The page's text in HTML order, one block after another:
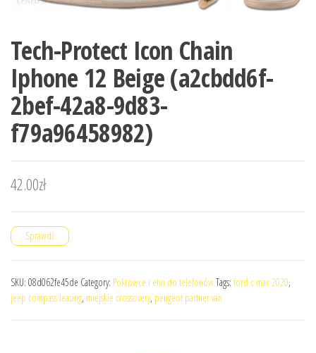
Tech-Protect Icon Chain
Iphone 12 Beige (a2cbdd6f-
2bef-42a8-9d83-
f79a96458982)
42.00zł
Sprawdź
SKU: 08d062fe45de Category: Pokrowce i etui do telefonówTags: ford c max 2020,
jeep compass leasing, miejskie crossovery, peugeot partner van